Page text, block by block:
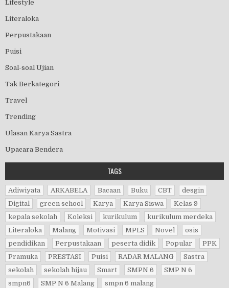
Lifestyle
Literaloka
Perpustakaan
Puisi
Soal-soal Ujian
Tak Berkategori
Travel
Trending
Ulasan Karya Sastra
Upacara Bendera
TAGS
Adiwiyata ARKABELA Bacaan Buku CBT
desgin
Digital
green school Karya Karya Siswa
Kelas 9
kepala sekolah
Koleksi kurikulum
kurikulum merdeka
Literaloka
Malang Motivasi MPLS Novel
osis
pendidikan
Perpustakaan peserta didik Popular
PPK
Pramuka
PRESTASI Puisi RADAR MALANG
Sastra
sekolah
sekolah hijau Smart SMPN 6
SMP N 6
smpn6
SMP N 6 Malang
smpn 6 malang